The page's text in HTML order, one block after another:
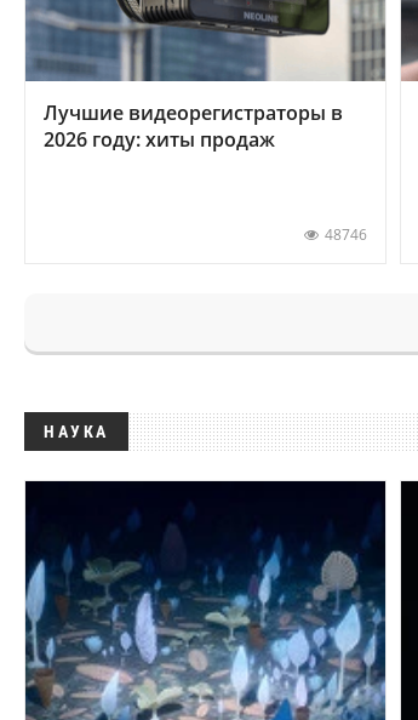
Лучшие видеорегистраторы в
2026 году: хиты продаж
48746
НАУКА